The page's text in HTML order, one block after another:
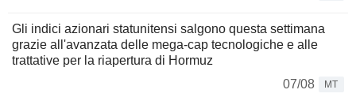
Gli indici azionari statunitensi salgono questa settimana
grazie all'avanzata delle mega-cap tecnologiche e alle
trattative per la riapertura di Hormuz
07/08
MT